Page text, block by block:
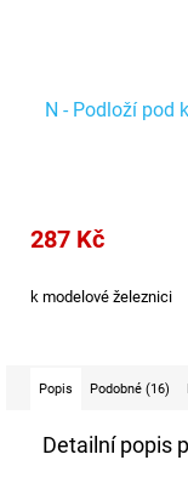
N - Podloží pod
287 Kč
k modelové železnici
Popis Podobné (16)
Detailní popis